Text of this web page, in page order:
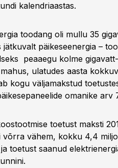
kalendriaastas.
toodang oli mullu 35
päikeseenergia –
peaaegu kolme
ulatudes aasta
kogu väljamakstud
omanike
toetust maksti
võrra vähem, kokku 4,4
toetust saanud